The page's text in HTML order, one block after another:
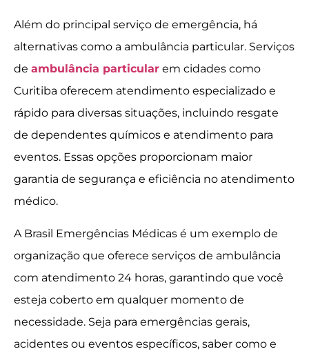
Além do principal serviço de emergência, há
alternativas como a ambulância particular. Serviços
de ambulância particular em cidades como
Curitiba oferecem atendimento especializado e
rápido para diversas situações, incluindo resgate
de dependentes químicos e atendimento para
eventos. Essas opções proporcionam maior
garantia de segurança e eficiência no atendimento
médico.
A Brasil Emergências Médicas é um exemplo de
organização que oferece serviços de ambulância
com atendimento 24 horas, garantindo que você
esteja coberto em qualquer momento de
necessidade. Seja para emergências gerais,
acidentes ou eventos específicos, saber como e